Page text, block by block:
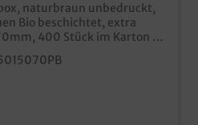
naturbraun unbedruckt,
Bio beschichtet, extra
400 Stück im Karton XL
Hamburger, Cheeseburger,
für optimale Fett- un